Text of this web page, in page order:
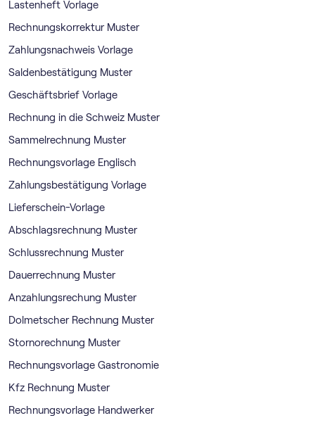
Lastenheft Vorlage
Rechnungskorrektur Muster
Zahlungsnachweis Vorlage
Saldenbestätigung Muster
Geschäftsbrief Vorlage
Rechnung in die Schweiz Muster
Sammelrechnung Muster
Rechnungsvorlage Englisch
Zahlungsbestätigung Vorlage
Lieferschein-Vorlage
Abschlagsrechnung Muster
Schlussrechnung Muster
Dauerrechnung Muster
Anzahlungsrechung Muster
Dolmetscher Rechnung Muster
Stornorechnung Muster
Rechnungsvorlage Gastronomie
Kfz Rechnung Muster
Rechnungsvorlage Handwerker